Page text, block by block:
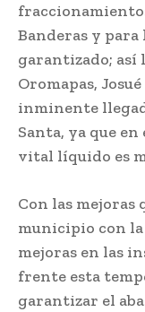
Banderas y
garantizado; así
Oromapas,
inminente
Santa, ya que
vital líquido es
Con las mejoras
municipio con
mejoras en las
frente esta
garantizar el